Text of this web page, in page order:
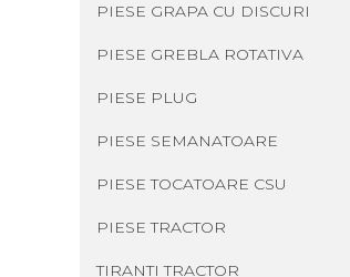
PIESE GRAPA CU DISCURI
PIESE GREBLA ROTATIVA
PIESE PLUG
PIESE SEMANATOARE
PIESE TOCATOARE CSU
PIESE TRACTOR
TIRANTI TRACTOR